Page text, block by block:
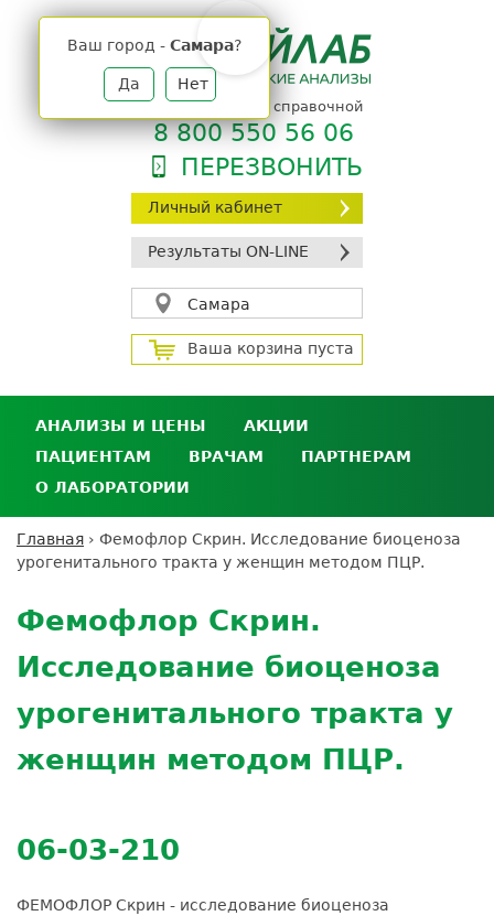
Личный кабинет
Результаты ON-LINE
Самара
Ваш город - Самара?
Да Нет
Ваша корзина пуста
телефон единой справочной
8 800 550 56 06
ПЕРЕЗВОНИТЬ
АНАЛИЗЫ И ЦЕНЫ
Анализы и цены
Где сдать анализы
Выезд на дом
Подготовка к анализам
Расшифровка анализов
АКЦИИ
ПАЦИЕНТАМ
Личный кабинет пациента
Дисконтная программа
ДМС
Усиление профилактических мер для
безопасности пациентов
ВРАЧАМ
Сотрудничество
Экскурсия в
ПАРТНЕРАМ
кабинет
партнёра
О ЛАБОРАТОРИИ
Контроль качества
Документы
Вы
Главная › Фемофлор Скрин. Исследование биоценоза
урогенитального тракта у женщин методом ПЦР.
to
top
Фемофлор Скрин.
Исследование биоценоза
урогенитального тракта у
женщин методом ПЦР.
06-03-210
ФЕМОФЛОР Скрин - исследование биоценоза